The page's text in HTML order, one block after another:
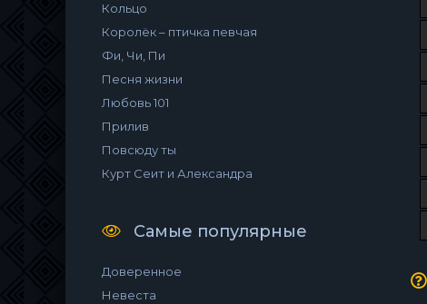
Кольцо
Королёк – птичка певчая
Фи, Чи, Пи
Песня жизни
Любовь 101
Прилив
Повсюду ты
Курт Сеит и Александра
Самые популярные
Доверенное
Невеста